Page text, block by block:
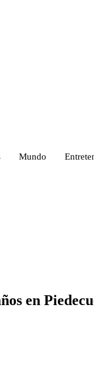
Mundo
en